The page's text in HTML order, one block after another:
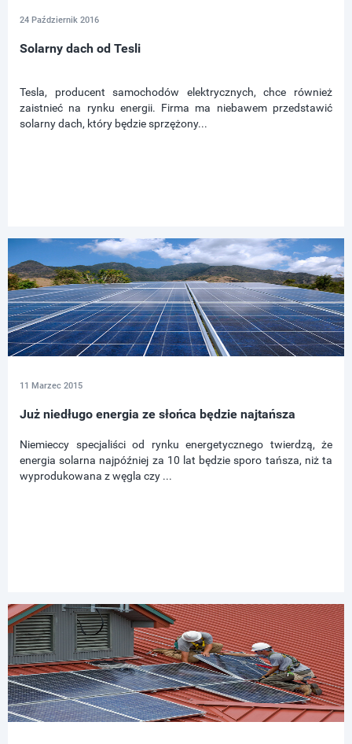
24 Październik 2016
Solarny dach od Tesli
Tesla, producent samochodów elektrycznych, chce również
zaistnieć na rynku energii. Firma ma niebawem przedstawić
solarny dach, który będzie sprzężony...
11 Marzec 2015
Już niedługo energia ze słońca będzie najtańsza
Niemieccy specjaliści od rynku energetycznego twierdzą, że
energia solarna najpóźniej za 10 lat będzie sporo tańsza, niż ta
wyprodukowana z węgla czy ...